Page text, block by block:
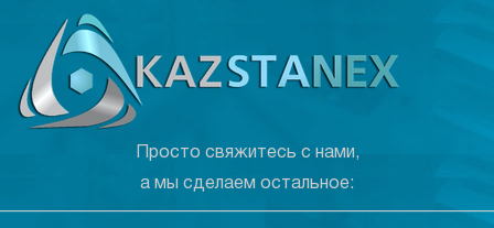
Просто свяжитесь с нами,
а мы сделаем остальное: